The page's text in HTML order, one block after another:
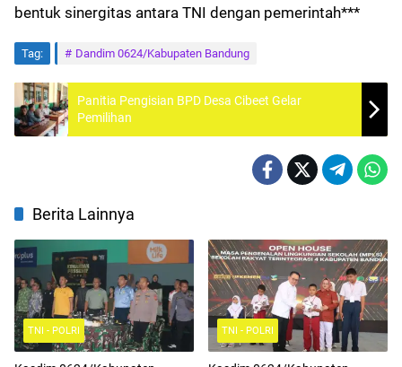
bentuk sinergitas antara TNI dengan pemerintah***
Tag: Dandim 0624/Kabupaten Bandung
Panitia Pengisian BPD Desa Cibeet Gelar
Pemilihan
Berita Lainnya
TNI - POLRI TNI - POLRI